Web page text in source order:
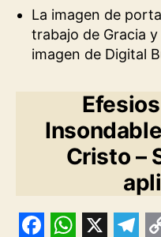
La imagen de
trabajo de Gracia
imagen de Digital
Cristo –